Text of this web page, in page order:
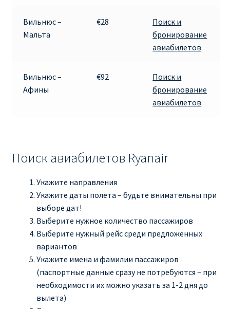
Вильнюс –
Мальта
€28
Поиск и
бронирование
авиабилетов
Вильнюс –
Афины
€92
Поиск и
бронирование
авиабилетов
Поиск авиабилетов Ryanair
Укажите направления
Укажите даты полета – будьте внимательны при
выборе дат!
Выберите нужное количество пассажиров
Выберите нужный рейс среди предложенных
вариантов
Укажите имена и фамилии пассажиров
(паспортные данные сразу не потребуются – при
необходимости их можно указать за 1-2 дня до
вылета)